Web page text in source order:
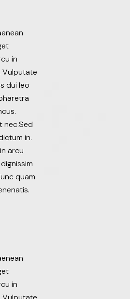
in
Vulputate
dui leo
nec.Sed
in.
arcu
quam
in